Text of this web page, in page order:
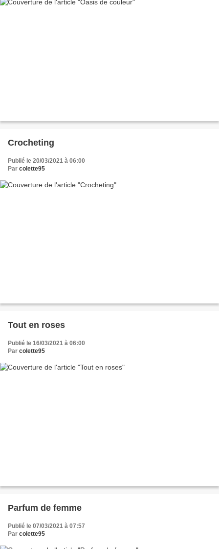
Crocheting
Publié le 20/03/2021 à 06:00
Par colette95
Tout en roses
Publié le 16/03/2021 à 06:00
Par colette95
Parfum de femme
Publié le 07/03/2021 à 07:57
Par colette95